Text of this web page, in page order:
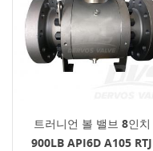
트러니언 볼 밸브 8인치
900LB API6D A105 RTJ